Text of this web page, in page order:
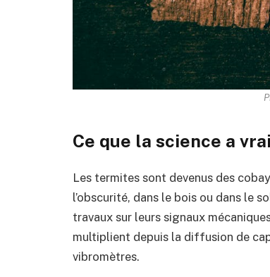
Ce que la science a
Les termites sont devenus des
l’obscurité, dans le bois ou dans le
travaux sur leurs signaux
multiplient depuis la diffusion de
vibromètres.